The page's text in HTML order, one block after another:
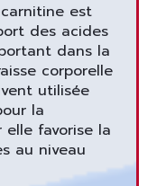
est
des acides
dans la
corporelle
utilisée
la
favorise la
au niveau